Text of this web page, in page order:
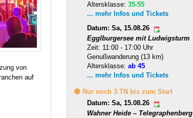
von
auf
Altersklasse:35-55
... mehr Infos und Tickets
Datum: Sa, 15.08.26
Egglburgersee mit Ludwigsturm
Zeit: 11:00 - 17:00 Uhr
Genußwanderung (13 km)
Altersklasse:ab 45
... mehr Infos und Tickets
🟡 Nur noch 3 TN bis zum Start
Datum: Sa, 15.08.26
Wahner Heide – Telegraphenberg